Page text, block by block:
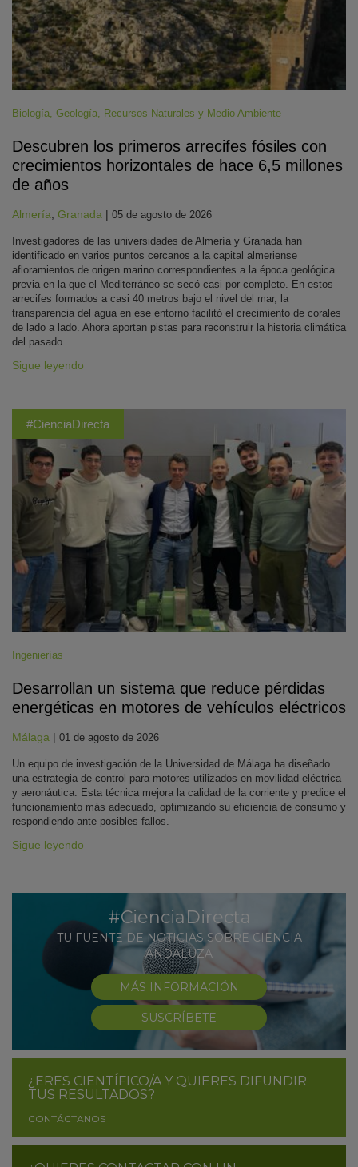
Biología, Geología, Recursos Naturales y Medio Ambiente
Descubren los primeros arrecifes fósiles con
crecimientos horizontales de hace 6,5 millones
de años
Almería Granada | 05 de agosto de 2026
Investigadores de las universidades de Almería y Granada han
identificado en varios puntos cercanos a la capital almeriense
afloramientos de origen marino correspondientes a la época geológica
previa en la que el Mediterráneo se secó casi por completo. En estos
arrecifes formados a casi 40 metros bajo el nivel del mar, la
transparencia del agua en ese entorno facilitó el crecimiento de corales
de lado a lado. Ahora aportan pistas para reconstruir la historia climática
del pasado.
Sigue leyendo
#CienciaDirecta
Ingenierías
Desarrollan un sistema que reduce pérdidas
energéticas en motores de vehículos eléctricos
Málaga | 01 de agosto de 2026
Un equipo de investigación de la Universidad de Málaga ha diseñado
una estrategia de control para motores utilizados en movilidad eléctrica
y aeronáutica. Esta técnica mejora la calidad de la corriente y predice el
funcionamiento más adecuado, optimizando su eficiencia de consumo y
respondiendo ante posibles fallos.
Sigue leyendo
#CienciaDirecta
TU FUENTE DE NOTICIAS SOBRE CIENCIA
ANDALUZA
MÁS INFORMACIÓN
SUSCRÍBETE
¿ERES CIENTÍFICO/A Y QUIERES DIFUNDIR
TUS RESULTADOS?
CONTÁCTANOS